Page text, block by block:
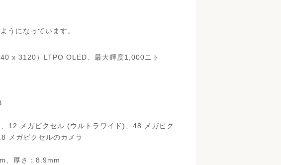
うになっています。
x 3120）LTPO OLED、最大輝度1,000ニト
12 メガピクセル (ウルトラワイド)、48 メガピク
メガピクセルのカメラ
、厚さ：8.9mm